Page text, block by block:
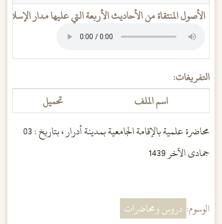
الأصول المنتقاة من الأحاديث الأربعة التي عليها مدار الإسلام
التفريغات:
اسم الملف
تحميل
محاضرة علمية بالإقامة الجامعية بمدينة أدرار ، بتاريخ : 03
جمادى الآخر 1439
الوسوم: دروس ومحاضرات